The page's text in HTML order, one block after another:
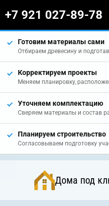
+7 921 027-89-78
Готовим материалы сами
Отбираем древесину и
Корректируем проекты
Меняем планировку,
Уточняем комплектацию
Сверяем материалы и состав
Планируем строительство
Согласовываем подготовку
Дома под